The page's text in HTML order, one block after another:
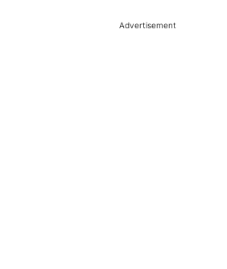
Advertisement